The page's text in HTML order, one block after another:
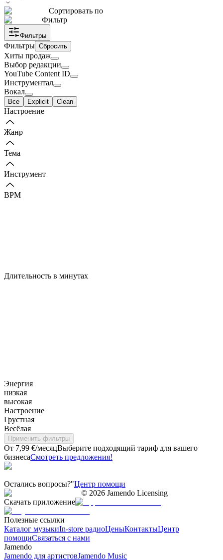
Сортировать по
Фильтр
Фильтры
Фильтры Сбросить
Хиты продаж
Выбор редакции
YouTube Content ID
Инструментал
Вокал
Все Explicit Clean
Настроение
Жанр
Тема
Инструмент
BPM
Длительность в минутах
Энергия
низкая
высокая
Настроение
Грустная
Весёлая
Применить фильтры
От 7,99 €/месяцВыберите подходящий тариф для вашего
бизнесаСмотреть предложения!
Остались вопросы?"Центр помощи
© 2026 Jamendo Licensing
Скачать приложение
Полезные ссылки
Каталог музыкиIn-store радиоЦеныКонтактыЦентр
помощиСвязаться с нами
Jamendo
Jamendo для артистовJamendo Music